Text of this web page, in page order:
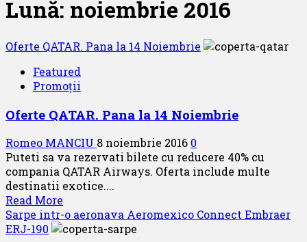
Lună: noiembrie 2016
Oferte QATAR. Pana la 14 Noiembrie
Featured
Promoții
Oferte QATAR. Pana la 14 Noiembrie
Romeo MANCIU 8 noiembrie 2016 0
Puteti sa va rezervati bilete cu reducere 40% cu
compania QATAR Airways. Oferta include multe
destinatii exotice....
Read More
more
about
Sarpe intr-o aeronava Aeromexico Connect Embraer
ERJ-190